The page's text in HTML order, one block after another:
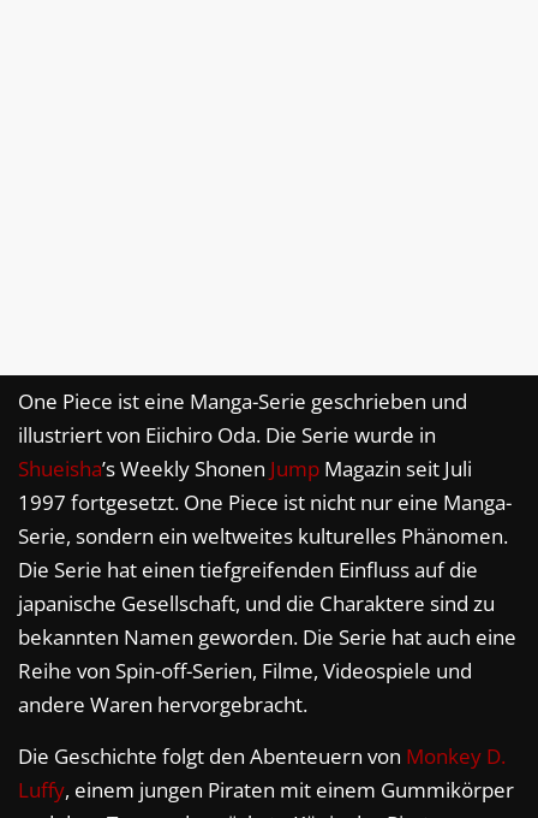
One Piece ist eine Manga-Serie geschrieben und
illustriert von Eiichiro Oda. Die Serie wurde in
Shueisha’s Weekly Shonen Jump Magazin seit Juli
1997 fortgesetzt. One Piece ist nicht nur eine Manga-
Serie, sondern ein weltweites kulturelles Phänomen.
Die Serie hat einen tiefgreifenden Einfluss auf die
japanische Gesellschaft, und die Charaktere sind zu
bekannten Namen geworden. Die Serie hat auch eine
Reihe von Spin-off-Serien, Filme, Videospiele und
andere Waren hervorgebracht.
Die Geschichte folgt den Abenteuern von Monkey D.
Luffy, einem jungen Piraten mit einem Gummikörper